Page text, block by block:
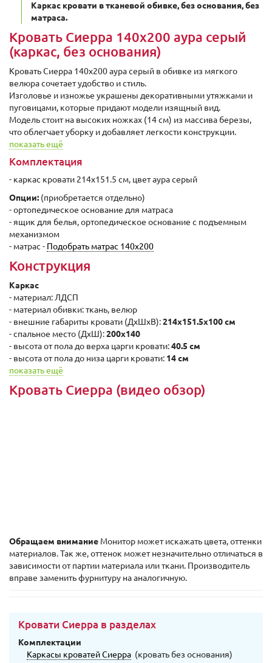
Каркас кровати в тканевой обивке, без основания, без
матраса.
Кровать Сиерра 140х200 аура серый
(каркас, без основания)
Кровать Сиерра 140х200 аура серый в обивке из мягкого
велюра сочетает удобство и стиль.
Изголовье и изножье украшены декоративными утяжками и
пуговицами, которые придают модели изящный вид.
Модель стоит на высоких ножках (14 см) из массива березы,
что облегчает уборку и добавляет легкости конструкции.
показать ещё
Комплектация
- каркас кровати 214x151.5 см, цвет аура серый
Опции: (приобретается отдельно)
- ортопедическое основание для матраса
- ящик для белья, ортопедическое основание с подъемным
механизмом
- матрас - Подобрать матрас 140х200
Конструкция
Каркас
- материал: ЛДСП
- материал обивки: ткань, велюр
- внешние габариты кровати (ДxШхВ):214x151.5x100 cм
- спальное место (ДxШ):200x140
- высота от пола до верха царги кровати:40.5 cм
- высота от пола до низа царги кровати: 14 cм
показать ещё
Кровать Сиерра (видео обзор)
Обращаем внимание Монитор может искажать цвета, оттенки
материалов. Так же, оттенок может незначительно отличаться в
зависимости от партии материала или ткани. Производитель
вправе заменить фурнитуру на аналогичную.
Кровати Сиерра в разделах
Комплектации
Каркасы кроватей Сиерра (кровать без основания)